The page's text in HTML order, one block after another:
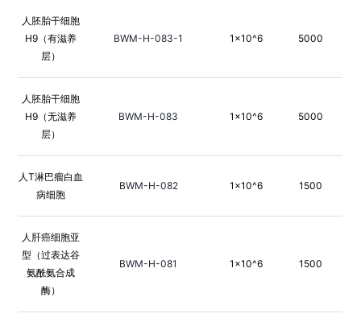
人胚胎干细胞
H9（有滋养
层）
BWM-H-083-1 1×10^6 5000
人胚胎干细胞
H9（无滋养
层）
BWM-H-083 1×10^6 5000
人T淋巴瘤白血
病细胞
BWM-H-082 1×10^6 1500
人肝癌细胞亚
型（过表达谷
氨酰氨合成
酶）
BWM-H-081 1×10^6 1500